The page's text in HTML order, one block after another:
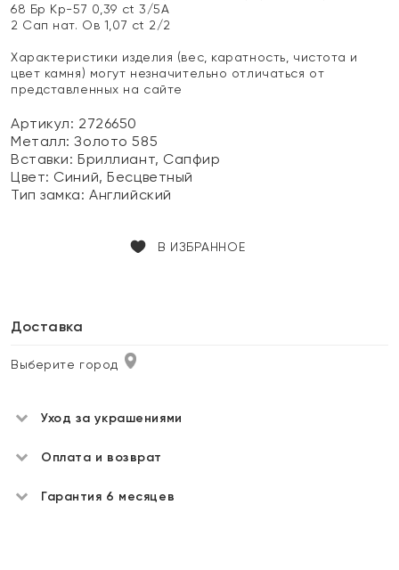
68 Бр Кр-57 0,39 ct 3/5А
2 Сап нат. Ов 1,07 ct 2/2
Характеристики изделия (вес, каратность, чистота и
цвет камня) могут незначительно отличаться от
представленных на сайте
Артикул: 2726650
Металл:Золото 585
Вставки:Бриллиант, Сапфир
Цвет: Синий, Бесцветный
Тип замка:Английский
В ИЗБРАННОЕ
Доставка
Выберите город
Уход за украшениями
Оплата и возврат
Гарантия 6 месяцев